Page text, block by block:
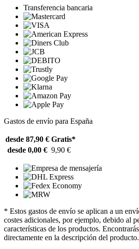
Transferencia bancaria
Gastos de envío para España
desde 87,90 € Gratis*
desde 0,00 € 9,90 €
* Estos gastos de envío se aplican a un
costes adicionales, por ejemplo, debido al
características de los productos.
directamente en la descripción del producto.